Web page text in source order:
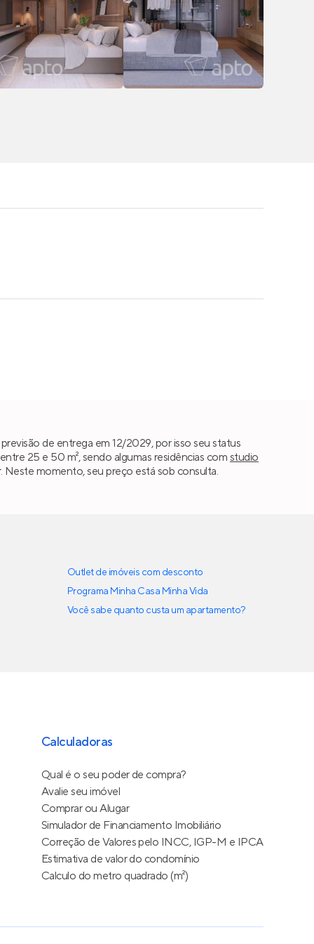
de entrega em 12/2029, por isso seu status
25 e 50 m², sendo algumas residências com studio
Neste momento, seu preço está sob consulta.
Outlet de imóveis com desconto
Programa Minha Casa Minha Vida
Você sabe quanto custa um apartamento?
Calculadoras
Qual é o seu poder de compra?
Avalie seu imóvel
Comprar ou Alugar
Simulador de Financiamento Imobiliário
Correção de Valores pelo INCC, IGP-M e IPCA
Estimativa de valor do condomínio
Calculo do metro quadrado (m²)